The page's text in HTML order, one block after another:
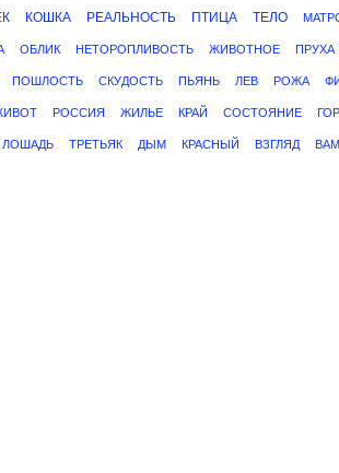
КОШКА РЕАЛЬНОСТЬ ПТИЦА ТЕЛО
ОБЛИК НЕТОРОПЛИВОСТЬ ЖИВОТНОЕ ПРУХА
ПОШЛОСТЬ СКУДОСТЬ ПЬЯНЬ ЛЕВ РОЖА
РОССИЯ ЖИЛЬЕ КРАЙ СОСТОЯНИЕ
ЛОШАДЬ ТРЕТЬЯК ДЫМ КРАСНЫЙ ВЗГЛЯД